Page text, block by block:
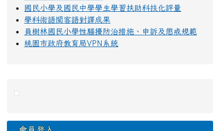
國民小學及國民中學學生學習扶助科技化評量
學科術語閩客語對譯成果
員樹林國民小學性騷擾防治措施、申訴及懲戒規範
桃園市政府教育局VPN系統